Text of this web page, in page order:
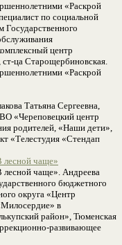
«Раскрой
по социальной
Государственного
центр
ст-ца Старощербиновская.
«Раскрой
Татьяна Сергеевна,
«Череповецкий центр
родителей, «Наши дети»,
«Телестудия «Стендап
лесной чаще»
лесной чаще». Андреева
бюджетного
округа «Центр
в
район», Тюменская
развивающее